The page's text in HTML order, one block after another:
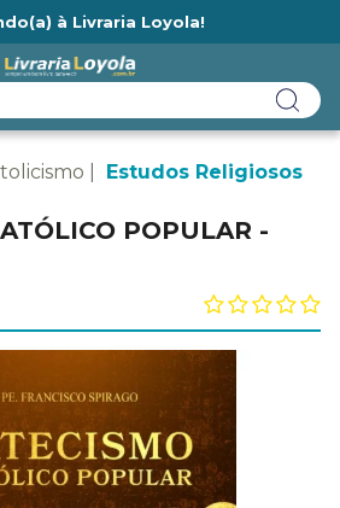
à Livraria Loyola!
Estudos Religiosos
POPULAR -